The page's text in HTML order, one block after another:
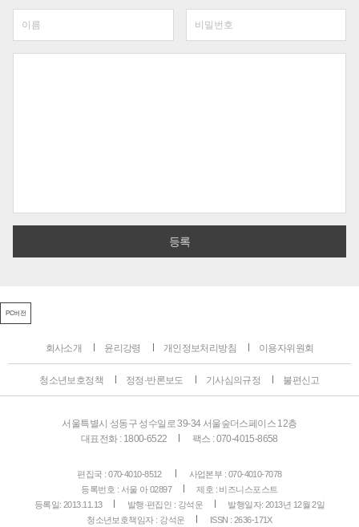
PC버전
회사소개 윤리강령 개인정보처리방침 이용자위원회
청소년보호정책 정정·반론보도 기사심의규정 불편신고
서울특별시 성동구 성수일로 39-34 서울숲더스페이스 12층
대표전화 : 1800-6522
팩스 : 070-4015-8658
편집국 : 070-4010-8512
사업본부 : 070-4010-7078
등록번호 : 서울 아 02897
제호 : 비즈니스포스트
등록일: 2013.11.13
발행·편집인 : 강석운
발행일자: 2013년 12월 2일
청소년보호책임자 : 강석운
ISSN : 2636-171X